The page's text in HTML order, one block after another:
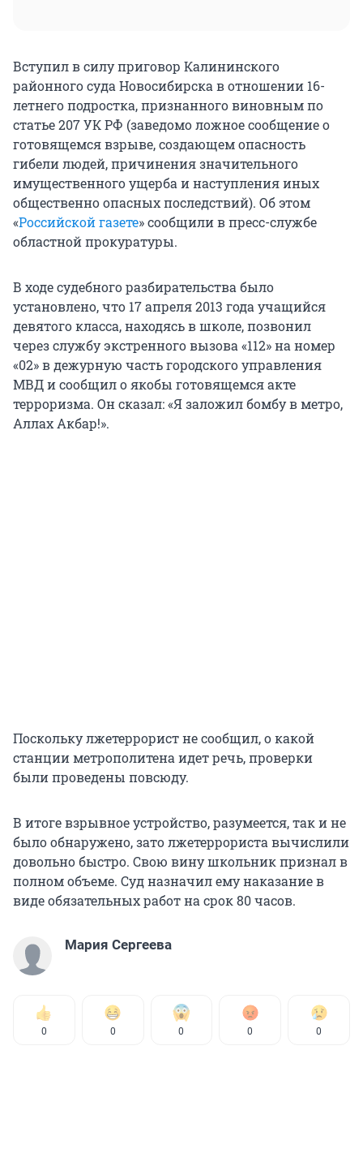
Вступил в силу приговор Калининского
районного суда Новосибирска в отношении 16-
летнего подростка, признанного виновным по
статье 207 УК РФ (заведомо ложное сообщение о
готовящемся взрыве, создающем опасность
гибели людей, причинения значительного
имущественного ущерба и наступления иных
общественно опасных последствий). Об этом
«Российской газете» сообщили в пресс-службе
областной прокуратуры.
В ходе судебного разбирательства было
установлено, что 17 апреля 2013 года учащийся
девятого класса, находясь в школе, позвонил
через службу экстренного вызова «112» на номер
«02» в дежурную часть городского управления
МВД и сообщил о якобы готовящемся акте
терроризма. Он сказал: «Я заложил бомбу в метро,
Аллах Акбар!».
Поскольку лжетеррорист не сообщил, о какой
станции метрополитена идет речь, проверки
были проведены повсюду.
В итоге взрывное устройство, разумеется, так и не
было обнаружено, зато лжетеррориста вычислили
довольно быстро. Свою вину школьник признал в
полном объеме. Суд назначил ему наказание в
виде обязательных работ на срок 80 часов.
Мария Сергеева
0 0 0 0 0